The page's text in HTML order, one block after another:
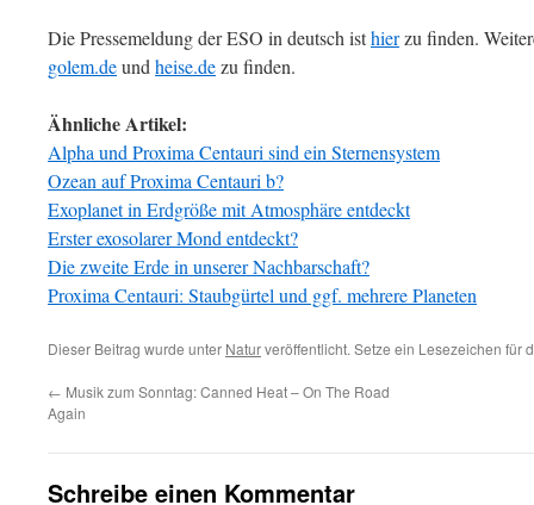
Die Pressemeldung der ESO in deutsch isthierzu finden.
golem.deund heise.dezu finden.
Ähnliche Artikel:
Alpha und Proxima Centauri sind ein Sternensystem
Ozean auf Proxima Centauri b?
Exoplanet in Erdgröße mit Atmosphäre entdeckt
Erster exosolarer Mond entdeckt?
Die zweite Erde in unserer Nachbarschaft?
Proxima Centauri: Staubgürtel und ggf. mehrere Planeten
Dieser Beitrag wurde unter Naturveröffentlicht. Setze ein Lesezeichen für
← Musik zum Sonntag: Canned Heat – On The Road
Again
Schreibe einen Kommentar